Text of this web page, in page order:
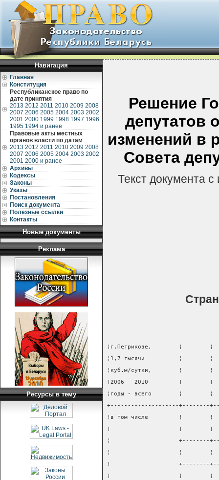
Навигация
Главная
Конституция
Республиканское право по
дате принятия
2013 2012 2011 2010 2009 2008
2007 2006 2005 2004 2003 2002
2001 2000 1999 1998 1997 1996
1995 1994 и ранее
Правовые акты местных
органов власти по датам
2013 2012 2011 2010 2009 2008
2007 2006 2005 2004 2003 2002
2001 2000 и ранее
Архивы
Кодексы
Законы
Указы
Постановления
Поиск документа
Полезные ссылки
Контакты
Новые документы
Реклама
Ресурсы в тему
Решение
депутатов
изменений в
Совета
Текст документа
¦г.Петрикове,        ¦
¦1,7 тысячи          ¦
¦куб.м/сутки,        ¦
¦2006 - 2010         ¦
¦годы - всего        ¦
+--------------------+--------
¦в том числе         ¦        ¦
¦                    ¦        ¦
¦                    +--------
¦                    ¦        ¦
¦                    +--------
¦                    ¦        ¦